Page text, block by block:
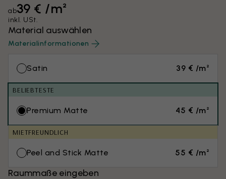
ab39 € /m²
inkl. USt.
Material auswählen
Materialinformationen
Satin 39 € /m²
BELIEBTESTE
Premium Matte 45 € /m²
MIETFREUNDLICH
Peel and Stick Matte 55 € /m²
Raummaße eingeben